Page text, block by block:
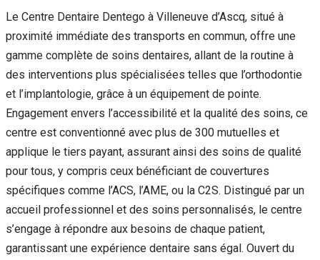
Le Centre Dentaire Dentego à Villeneuve d’Ascq, situé à
proximité immédiate des transports en commun, offre une
gamme complète de soins dentaires, allant de la routine à
des interventions plus spécialisées telles que l’orthodontie
et l’implantologie, grâce à un équipement de pointe.
Engagement envers l’accessibilité et la qualité des soins, ce
centre est conventionné avec plus de 300 mutuelles et
applique le tiers payant, assurant ainsi des soins de qualité
pour tous, y compris ceux bénéficiant de couvertures
spécifiques comme l’ACS, l’AME, ou la C2S. Distingué par un
accueil professionnel et des soins personnalisés, le centre
s’engage à répondre aux besoins de chaque patient,
garantissant une expérience dentaire sans égal. Ouvert du